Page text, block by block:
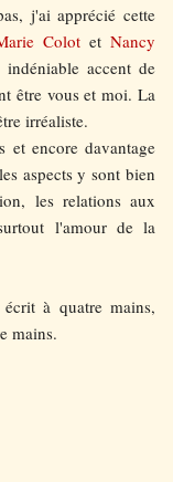
j'ai apprécié cette
Colotet Nancy
accent de
être vous et moi. La
irréaliste.
et encore davantage
aspects y sont bien
les relations aux
l'amour de la
à quatre mains,
mains.